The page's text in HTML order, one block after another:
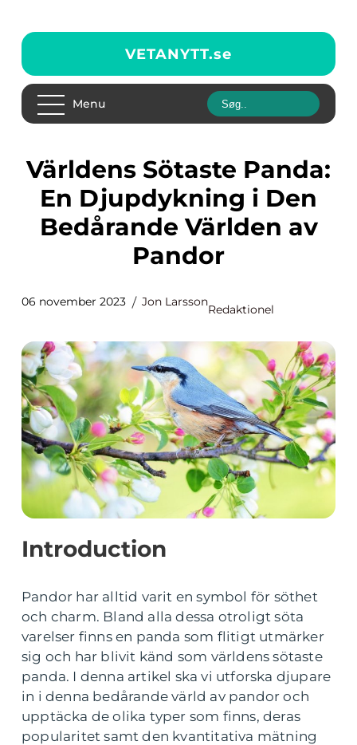
VETANYTT.se
Menu
Världens Sötaste Panda:
En Djupdykning i Den
Bedårande Världen av
Pandor
06 november 2023 Jon Larsson
Redaktionel
Introduction
Pandor har alltid varit en symbol för söthet
och charm. Bland alla dessa otroligt söta
varelser finns en panda som flitigt utmärker
sig och har blivit känd som världens sötaste
panda. I denna artikel ska vi utforska djupare
in i denna bedårande värld av pandor och
upptäcka de olika typer som finns, deras
popularitet samt den kvantitativa mätning